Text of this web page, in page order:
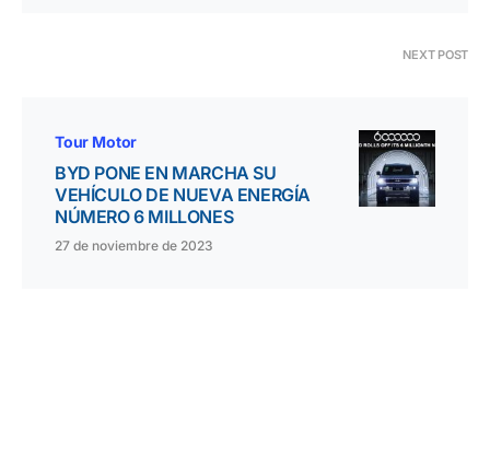
NEXT POST
Tour Motor
BYD PONE EN MARCHA SU
VEHÍCULO DE NUEVA ENERGÍA
NÚMERO 6 MILLONES
27 de noviembre de 2023